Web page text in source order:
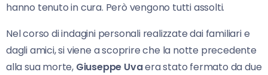
hanno tenuto in cura. Però vengono tutti assolti.
Nel corso di indagini personali realizzate dai familiari e
dagli amici, si viene a scoprire che la notte precedente
alla sua morte, Giuseppe Uvaera stato fermato da due